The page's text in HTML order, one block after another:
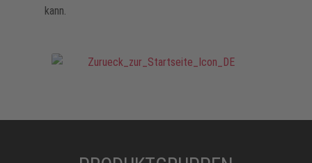
kann.